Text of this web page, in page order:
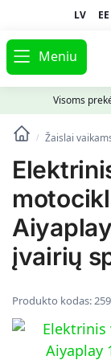
LV EE
Meniu
Visoms
/ Žaislai
įvairių
Produkto kodas: